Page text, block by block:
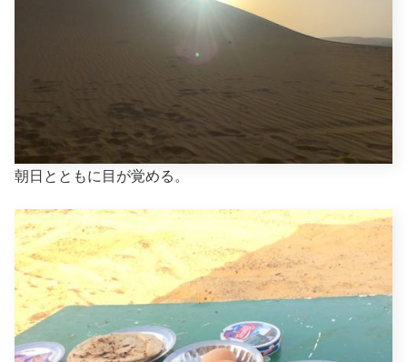
朝日とともに目が覚める。